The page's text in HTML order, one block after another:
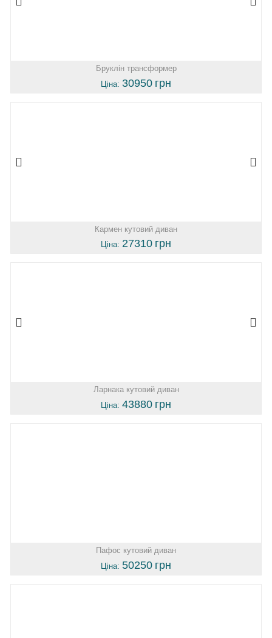
Бруклін трансформер
Ціна: 30950 грн
Кармен кутовий диван
Ціна: 27310 грн
Ларнака кутовий диван
Ціна: 43880 грн
Пафос кутовий диван
Ціна: 50250 грн